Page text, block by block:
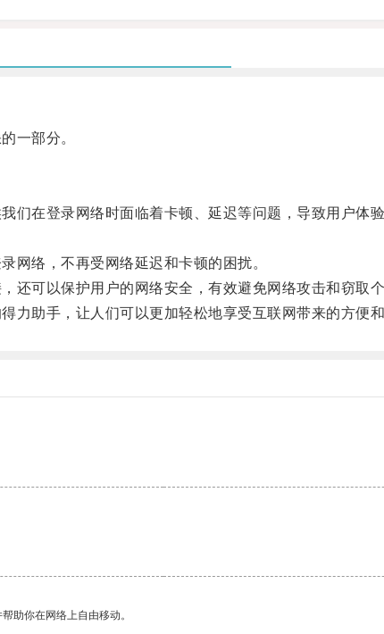
一部分。
在登录网络时面临着卡顿、延迟等问题，导致用户体验
络，不再受网络延迟和卡顿的困扰。
可以保护用户的网络安全，有效避免网络攻击和窃取个
助手，让人们可以更加轻松地享受互联网带来的方便和
助你在网络上自由移动。